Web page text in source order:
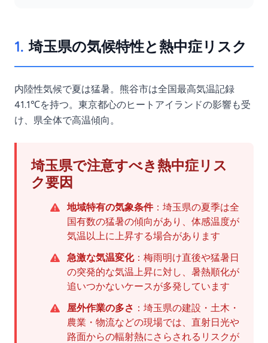
1. 埼玉県の気候特性と熱中症リスク
内陸性気候で夏は猛暑。熊谷市は全国最高気温記録
41.1℃を持つ。東京都心のヒートアイランドの影響も受
け、県全体で高温傾向。
埼玉県で注意すべき熱中症リス
ク要因
地域特有の気象条件：埼玉県の夏季は全
国有数の猛暑の傾向があり、体感温度が
気温以上に上昇する場合があります
急激な気温変化：梅雨明け直後や猛暑日
の突発的な気温上昇に対し、暑熱順化が
追いつかないケースが多発しています
屋外作業の多さ ：埼玉県の建設・土木・
農業・物流などの現場では、直射日光や
路面からの輻射熱にさらされるリスクが